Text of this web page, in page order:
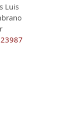
Luis